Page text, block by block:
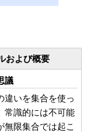
および概要
議
いを集合を使っ
常識的には不可能
無限集合では起こ